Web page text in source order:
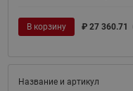
В корзину ₽ 27 360.71